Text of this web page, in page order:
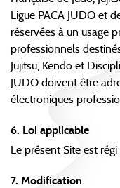
Ligue PACA JUDO et
réservées à un usage
professionnels
Jujitsu, Kendo et
JUDO doivent être
électroniques
6. Loi applicable
Le présent Site est
7. Modification